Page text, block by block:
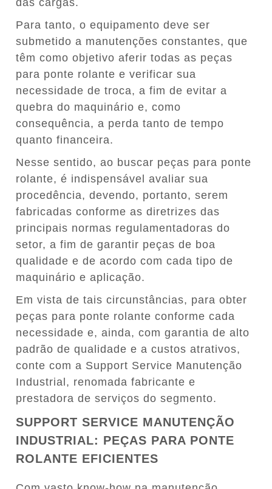
das cargas.
Para tanto, o equipamento deve ser
submetido a manutenções constantes, que
têm como objetivo aferir todas as peças
para ponte rolante e verificar sua
necessidade de troca, a fim de evitar a
quebra do maquinário e, como
consequência, a perda tanto de tempo
quanto financeira.
Nesse sentido, ao buscar peças para ponte
rolante, é indispensável avaliar sua
procedência, devendo, portanto, serem
fabricadas conforme as diretrizes das
principais normas regulamentadoras do
setor, a fim de garantir peças de boa
qualidade e de acordo com cada tipo de
maquinário e aplicação.
Em vista de tais circunstâncias, para obter
peças para ponte rolante conforme cada
necessidade e, ainda, com garantia de alto
padrão de qualidade e a custos atrativos,
conte com a Support Service Manutenção
Industrial, renomada fabricante e
prestadora de serviços do segmento.
SUPPORT SERVICE MANUTENÇÃO
INDUSTRIAL: PEÇAS PARA PONTE
ROLANTE EFICIENTES